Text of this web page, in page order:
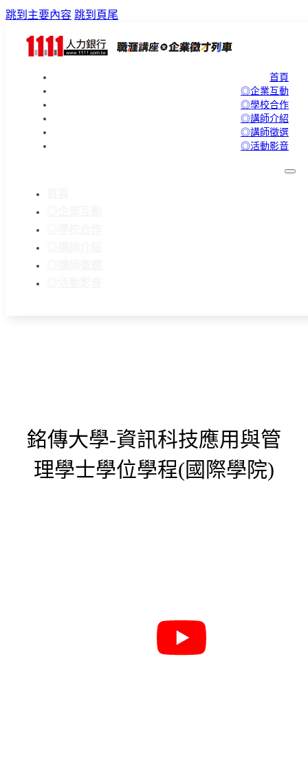
跳到主要內容 跳到頁尾
首頁
◎企業互動
◎學校合作
◎講師介紹
◎講師徵選
◎活動影音
銘傳大學-資訊科技應用與管
理學士學位學程(國際學院)